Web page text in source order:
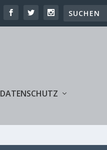
DATENSCHUTZ